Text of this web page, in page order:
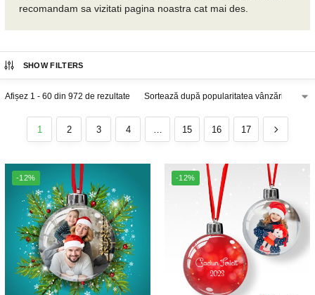
recomandam sa vizitati pagina noastra cat mai des.
SHOW FILTERS
Afișez 1 - 60 din 972 de rezultate
1 2 3 4 … 15 16 17
-12% -12%